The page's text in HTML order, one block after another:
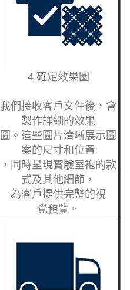
4.確定效果圖
我們接收客戶文件後 ，會
製作詳細的效果
圖。這些圖片清晰展示圖
案的尺寸和位置
，同時呈現實驗室袍的款
式及其他細節，
為客戶提供完整的視
覺預覽。